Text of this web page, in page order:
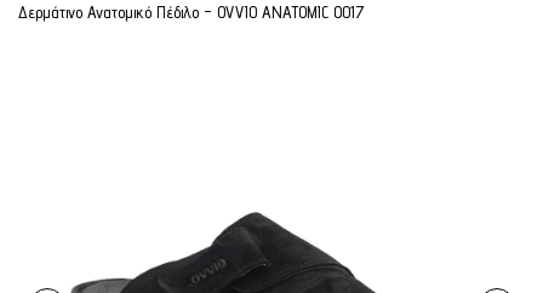
Δερμάτινο Ανατομικό Πέδιλο – OVVIO ANATOMIC 0017